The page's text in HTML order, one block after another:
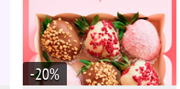
-20%